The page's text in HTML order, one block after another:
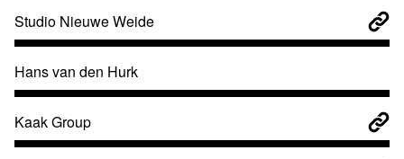
Studio Nieuwe Weide
Hans van den Hurk
Kaak Group